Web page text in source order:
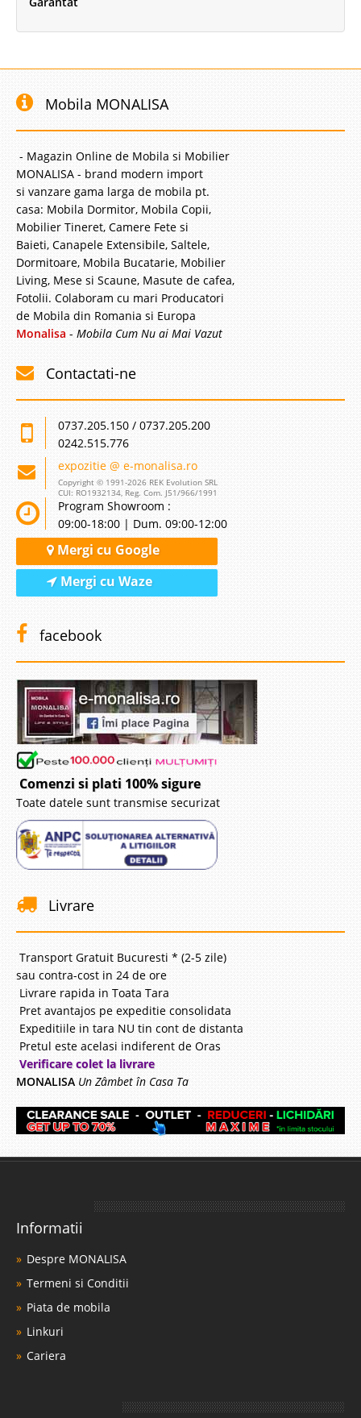
Mobila MONALISA
- Magazin Online de Mobila si Mobilier
MONALISA - brand modern import
si vanzare gama larga de mobila pt.
casa: Mobila Dormitor, Mobila Copii,
Mobilier Tineret, Camere Fete si
Baieti, Canapele Extensibile, Saltele,
Dormitoare, Mobila Bucatarie, Mobilier
Living, Mese si Scaune, Masute de cafea,
Fotolii. Colaboram cu mari Producatori
de Mobila din Romania si Europa
Monalisa - Mobila Cum Nu ai Mai Vazut
Contactati-ne
0737.205.150 / 0737.205.200
0242.515.776
expozitie @ e-monalisa.ro
Copyright © 1991-2026 REK Evolution SRL
CUI: RO1932134, Reg. Com. J51/966/1991
Program Showroom :
09:00-18:00 | Dum. 09:00-12:00
Mergi cu Google
Mergi cu Waze
facebook
Comenzi si plati 100% sigure
Toate datele sunt transmise securizat
Livrare
Transport Gratuit Bucuresti * (2-5 zile)
sau contra-cost in 24 de ore
Livrare rapida in Toata Tara
Pret avantajos pe expeditie consolidata
Expeditiile in tara NU tin cont de distanta
Pretul este acelasi indiferent de Oras
Verificare colet la livrare
MONALISA Un Zâmbet în Casa Ta
Informatii
Despre MONALISA
Termeni si Conditii
Piata de mobila
Linkuri
Cariera